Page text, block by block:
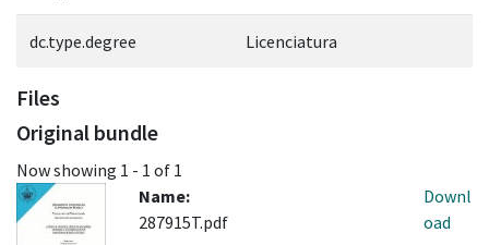
dc.type.degree Licenciatura
Files
Original bundle
Now showing 1 - 1 of 1
Name:
287915T.pdf
Downl
oad